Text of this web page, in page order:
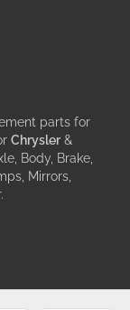
parts for
Chrysler &
Body, Brake,
Mirrors,